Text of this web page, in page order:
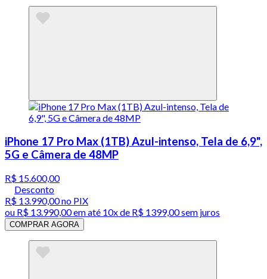
iPhone 17 Pro Max (1TB) Azul-intenso, Tela de 6,9",
5G e Câmera de 48MP
R$ 15.600,00
Desconto
R$ 13.990,00no PIX
ou R$ 13.990,00em até 10x de R$ 1399,00 sem juros
COMPRAR AGORA